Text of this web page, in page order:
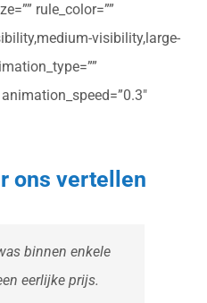
rule_color=””
visibility,large-
ons vertellen
binnen enkele
eerlijke prijs.